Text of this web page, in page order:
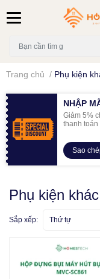
Trang chủ / Phụ kiện
NHẬP
Giảm 5%
thanh toán
Sao
Phụ kiện khác
Sắp xếp: Thứ tự